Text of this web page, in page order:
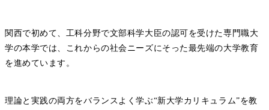
関西で初めて、工科分野で文部科学大臣の認可を受けた専門職大
学の本学では、これからの社会ニーズにそった最先端の大学教育
を進めています。
理論と実践の両方をバランスよく学ぶ“新大学カリキュラム”を教